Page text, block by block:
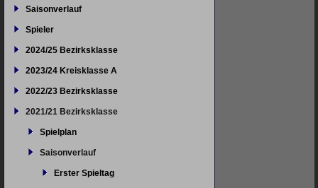
Saisonverlauf
Spieler
2024/25 Bezirksklasse
2023/24 Kreisklasse A
2022/23 Bezirksklasse
2021/21 Bezirksklasse
Spielplan
Saisonverlauf
Erster Spieltag